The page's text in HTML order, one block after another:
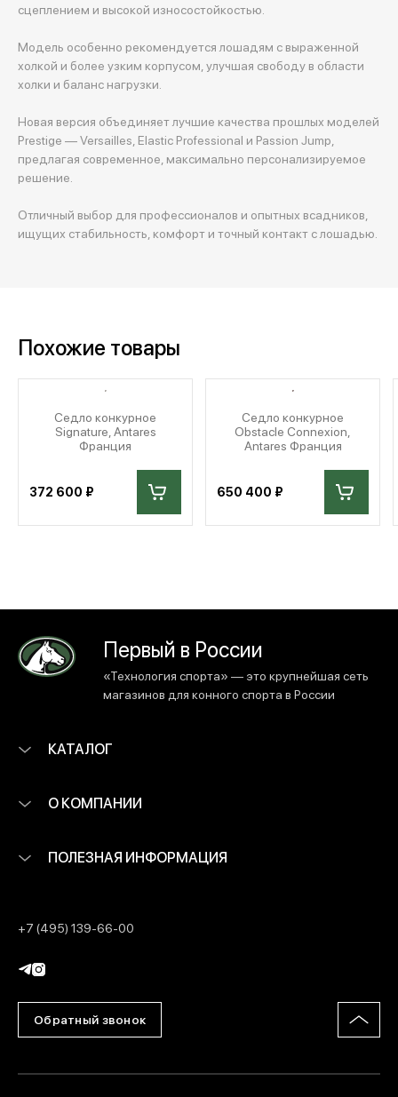
сцеплением и высокой износостойкостью.
Модель особенно рекомендуется лошадям с выраженной
холкой и более узким корпусом, улучшая свободу в области
холки и баланс нагрузки.
Новая версия объединяет лучшие качества прошлых моделей
Prestige — Versailles, Elastic Professional и Passion Jump,
предлагая современное, максимально персонализируемое
решение.
Отличный выбор для профессионалов и опытных всадников,
ищущих стабильность, комфорт и точный контакт с лошадью.
Похожие товары
Седло конкурное
Signature, Antares
Франция
372 600 ₽
Седло конкурное
Obstacle Connexion,
Antares Франция
650 400 ₽
Первый в России
«Технология спорта» — это крупнейшая сеть
магазинов для конного спорта в России
КАТАЛОГ
О КОМПАНИИ
ПОЛЕЗНАЯ ИНФОРМАЦИЯ
+7 (495) 139-66-00
Обратный звонок